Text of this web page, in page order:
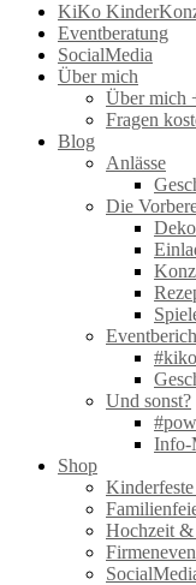
KiKo
Eventberatung
SocialMedia
Über mich
Über mich
Fragen
Blog
Anlässe
Die
Und sonst?
Info-
Shop
Hochzeit &